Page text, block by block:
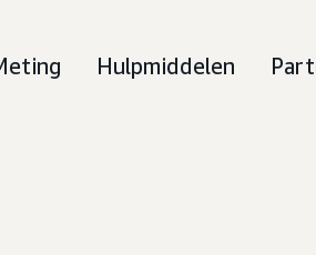
Hulpmiddelen